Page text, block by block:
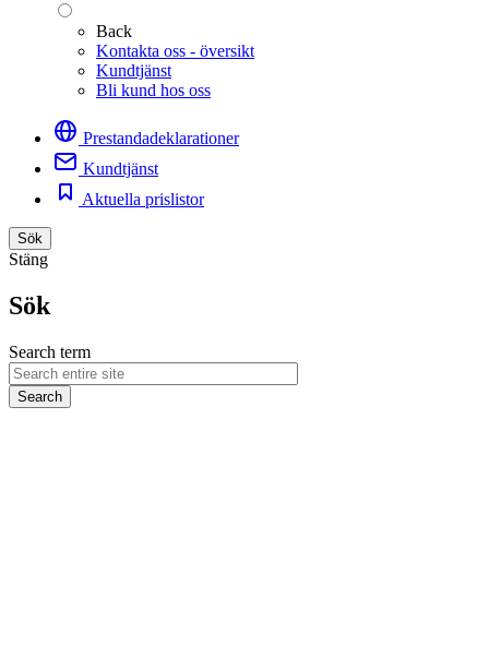
Back
Kontakta oss - översikt
Kundtjänst
Bli kund hos oss
Prestandadeklarationer
Kundtjänst
Aktuella prislistor
Sök
Stäng
Sök
Search term